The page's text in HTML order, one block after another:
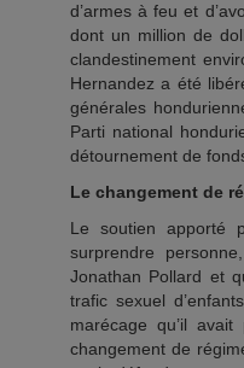
d’armes à feu et
dont un million de
clandestinement
Hernandez a été
générales
Parti national
détournement de
Le changement de
Le soutien apporté
surprendre
Jonathan Pollard et
trafic sexuel
marécage qu’il
changement de